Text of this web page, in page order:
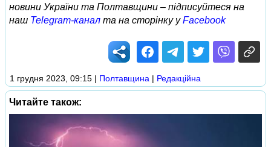
новини України та Полтавщини – підписуйтеся на
наш Telegram-канал та на сторінку уFacebook
1 грудня 2023, 09:15 | Полтавщина | Редакційна
Читайте також: